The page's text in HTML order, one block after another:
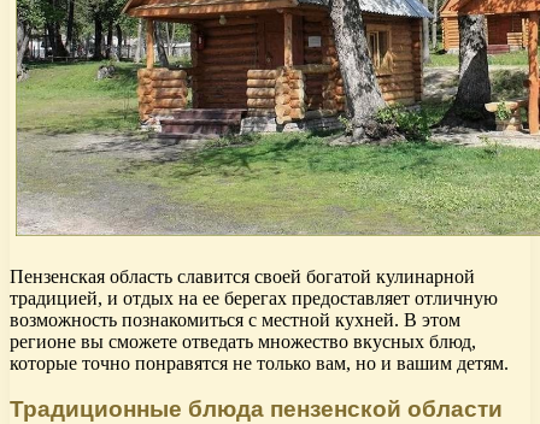
Пензенская область славится своей богатой кулинарной
традицией, и отдых на ее берегах предоставляет отличную
возможность познакомиться с местной кухней. В этом
регионе вы сможете отведать множество вкусных блюд,
которые точно понравятся не только вам, но и вашим детям.
Традиционные блюда пензенской области